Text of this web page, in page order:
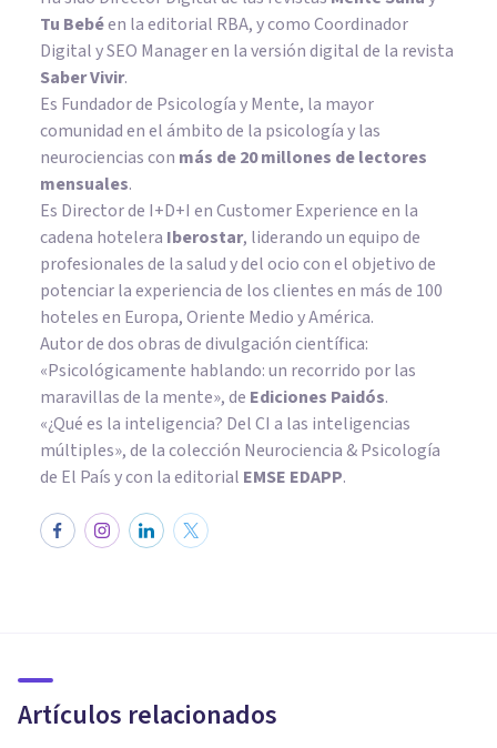
Tu Bebéen la editorial RBA, y como Coordinador
Digital y SEO Manager en la versión digital de la revista
Saber Vivir.
Es Fundador de Psicología y Mente, la mayor
comunidad en el ámbito de la psicología y las
neurociencias con más de 20 millones de lectores
mensuales.
Es Director de I+D+I en Customer Experience en la
cadena hotelera Iberostar, liderando un equipo de
profesionales de la salud y del ocio con el objetivo de
potenciar la experiencia de los clientes en más de 100
hoteles en Europa, Oriente Medio y América.
Autor de dos obras de divulgación científica:
«Psicológicamente hablando: un recorrido por las
maravillas de la mente», de Ediciones Paidós.
«¿Qué es la inteligencia? Del CI a las inteligencias
múltiples», de la colección Neurociencia & Psicología
de El País y con la editorial EMSE EDAPP.
Artículos relacionados
Segal: sus características